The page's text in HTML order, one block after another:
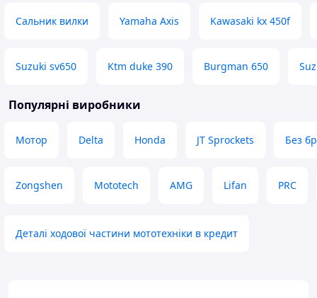
Сальник вилки Yamaha Axis Kawasaki kx 450f
Suzuki sv650 Ktm duke 390 Burgman 650
Популярні виробники
Мотор Delta Honda JT Sprockets Без
Zongshen Mototech AMG Lifan PRC
Деталі ходової частини мототехніки в кредит